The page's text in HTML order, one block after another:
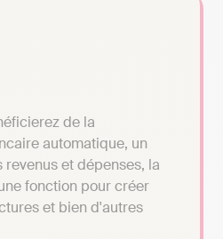
de la
automatique, un
et dépenses, la
fonction pour créer
et bien d'autres